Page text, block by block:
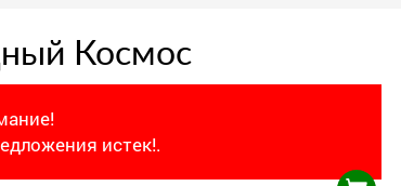
Космос
истек!.